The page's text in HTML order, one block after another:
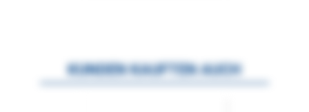
KUNDEN KAUFTEN AUCH